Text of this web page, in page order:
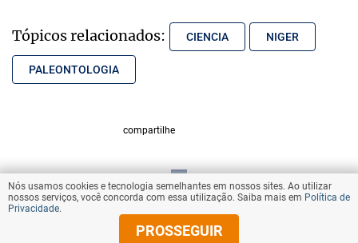
Tópicos relacionados: CIENCIA NIGER
PALEONTOLOGIA
compartilhe
VOLTAR AO TOPO
© Copyright 2026 Diários Associados
Nós usamos cookies e tecnologia semelhantes em nossos sites. Ao utilizar
nossos serviços, você concorda com essa utilização. Saiba mais em Política de
Privacidade.
PROSSEGUIR